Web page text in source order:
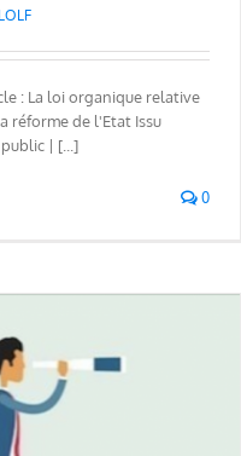
: La loi organique relative
réforme de l'Etat Issu
| [...]
0